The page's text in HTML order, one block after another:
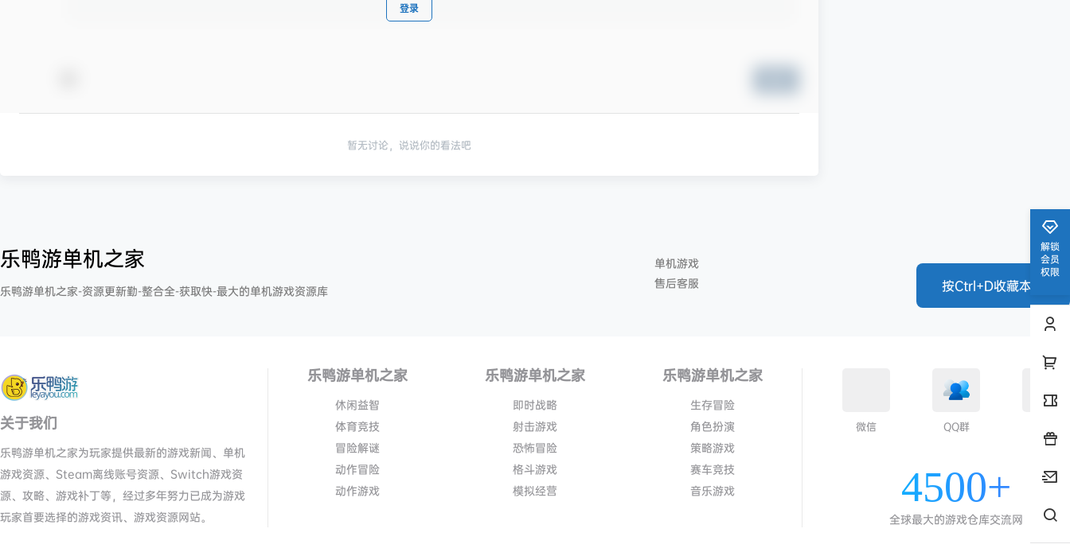
登录
暂无讨论，说说你的看法吧
解锁
会员
权限
乐鸭游单机之家
乐鸭游单机之家-资源更新勤-整合全-获取快-最大的单机游戏资源库 按Ctrl+D收藏本站
单机游戏
售后客服
关于我们
乐鸭游单机之家为玩家提供最新的游戏新闻、单机
游戏资源、Steam离线账号资源、Switch游戏资
源、攻略、游戏补丁等，经过多年努力已成为游戏
玩家首要选择的游戏资讯、游戏资源网站。
乐鸭游单机之家
休闲益智
体育竞技
冒险解谜
动作冒险
动作游戏
乐鸭游单机之家
即时战略
射击游戏
恐怖冒险
格斗游戏
模拟经营
乐鸭游单机之家
生存冒险
角色扮演
策略游戏
赛车竞技
音乐游戏
微信 QQ群
4500+
全球最大的游戏仓库交流网